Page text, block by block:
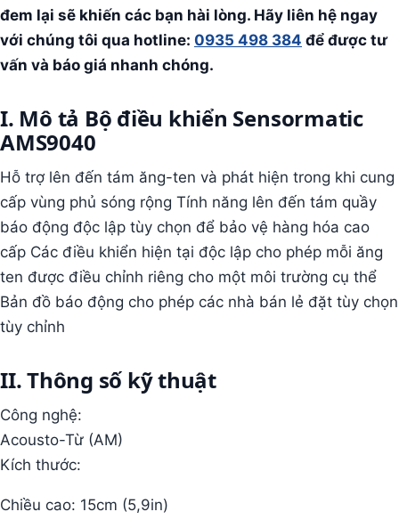
đem lại sẽ khiến các bạn hài lòng. Hãy liên hệ ngay
với chúng tôi qua hotline: 0935 498 384 để được tư
vấn và báo giá nhanh chóng.
I. Mô tả Bộ điều khiển Sensormatic
AMS9040
Hỗ trợ lên đến tám ăng-ten và phát hiện trong khi cung
cấp vùng phủ sóng rộng Tính năng lên đến tám quầy
báo động độc lập tùy chọn để bảo vệ hàng hóa cao
cấp Các điều khiển hiện tại độc lập cho phép mỗi ăng
ten được điều chỉnh riêng cho một môi trường cụ thể
Bản đồ báo động cho phép các nhà bán lẻ đặt tùy chọn
tùy chỉnh
II. Thông số kỹ thuật
Công nghệ:
Acousto-Từ (AM)
Kích thước:
Chiều cao: 15cm (5,9in)